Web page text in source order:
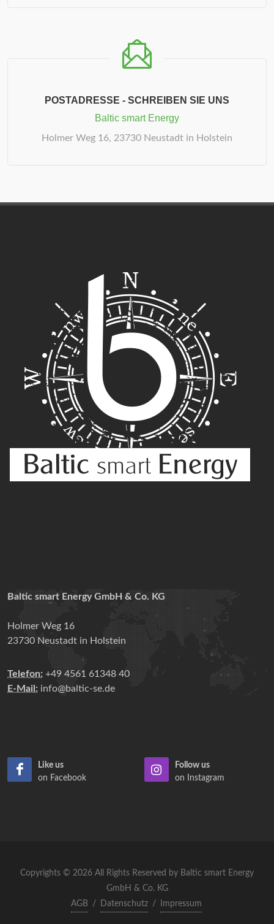
POSTADRESSE - SCHREIBEN SIE UNS
Baltic smart Energy
Holmer Weg 16, 23730 Neustadt in Holstein
Baltic smart Energy GmbH & Co. KG
Holmer Weg 16
23730 Neustadt in Holstein
Telefon: +49 4561 61348 40
E-Mail: info@baltic-se.de
Like us
on Facebook
Follow us
on Instagram
Copyrights © 2026 All Rights Reserved by Baltic smart Energy
GmbH & Co. KG
AGB
/ Datenschutz / Impressum